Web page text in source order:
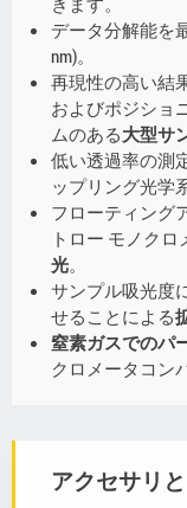
データ分解能を
nm)。
再現性の高い結
およびポジショ
ムのある大型サ
低い透過率の測
ップリング光学
フローティング
トロー モノク
光。
サンプル吸光度
せることによる
窒素ガスでのパ
クロメータコン
アクセサリ